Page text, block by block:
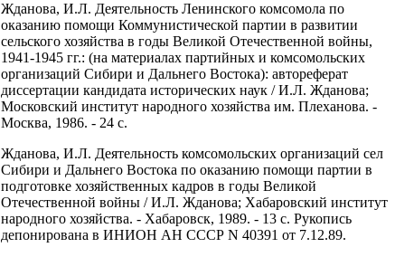
Жданова, И.Л. Деятельность Ленинского комсомола по
оказанию помощи Коммунистической партии в развитии
сельского хозяйства в годы Великой Отечественной войны,
1941-1945 гг.: (на материалах партийных и комсомольских
организаций Сибири и Дальнего Востока): автореферат
диссертации кандидата исторических наук / И.Л. Жданова;
Московский институт народного хозяйства им. Плеханова. -
Москва, 1986. - 24 с.
Жданова, И.Л. Деятельность комсомольских организаций сел
Сибири и Дальнего Востока по оказанию помощи партии в
подготовке хозяйственных кадров в годы Великой
Отечественной войны / И.Л. Жданова; Хабаровский институт
народного хозяйства. - Хабаровск, 1989. - 13 с. Рукопись
депонирована в ИНИОН АН СССР N 40391 от 7.12.89.